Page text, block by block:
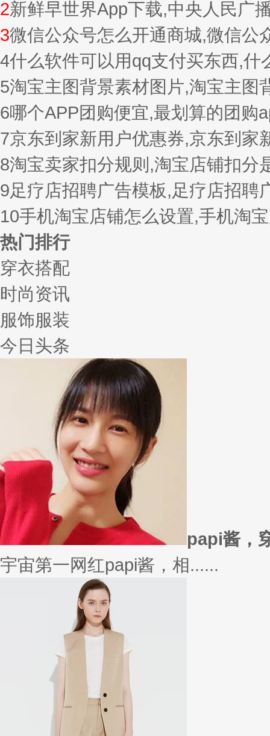
2新鲜早世界App下载,中央人民广
3微信公众号怎么开通商城,微信公
4什么软件可以用qq支付买东西,什
5淘宝主图背景素材图片,淘宝主图
6哪个APP团购便宜,最划算的团购
7京东到家新用户优惠券,京东到家
8淘宝卖家扣分规则,淘宝店铺扣分
9足疗店招聘广告模板,足疗店招聘
10手机淘宝店铺怎么设置,手机淘
热门排行
穿衣搭配
时尚资讯
服饰服装
今日头条
在买衣服的时候，我们会喜欢